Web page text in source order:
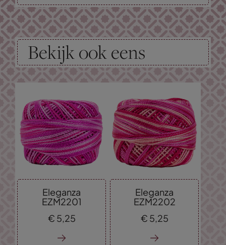
Bekijk ook eens
Eleganza
EZM2201
€ 5,25
Eleganza
EZM2202
€ 5,25